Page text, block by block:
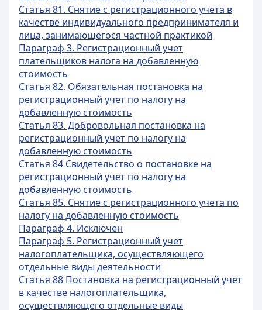
Статья 81. Снятие с регистрационного учета в
качестве индивидуального предпринимателя и
лица, занимающегося частной практикой
Параграф 3. Регистрационный учет
плательщиков налога на добавленную
стоимость
Статья 82. Обязательная постановка на
регистрационный учет по налогу на
добавленную стоимость
Статья 83. Добровольная постановка на
регистрационный учет по налогу на
добавленную стоимость
Статья 84 Свидетельство о постановке на
регистрационный учет по налогу на
добавленную стоимость
Статья 85. Снятие с регистрационного учета по
налогу на добавленную стоимость
Параграф 4. Исключен
Параграф 5. Регистрационный учет
налогоплательщика, осуществляющего
отдельные виды деятельности
Статья 88 Постановка на регистрационный учет
в качестве налогоплательщика,
осуществляющего отдельные виды